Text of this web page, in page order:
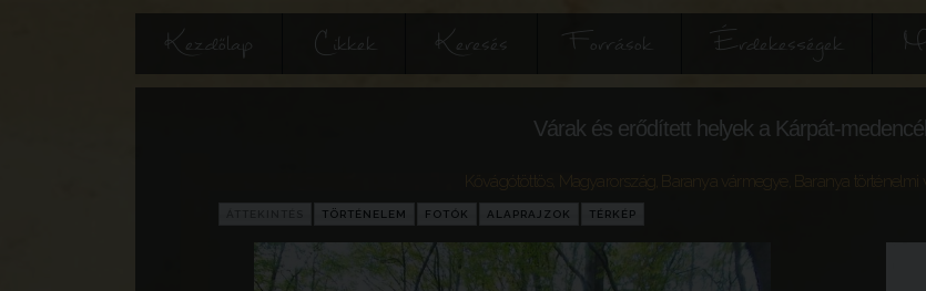
Kezdőlap Cikkek Keresés Források Érdekességek
Várak és erődített helyek a Kárpát-
Kővágótöttös Magyarország Baranya vármegye Baranya történelmi
TÖRTÉNELEM FOTÓK ALAPRAJZOK TÉRKÉP